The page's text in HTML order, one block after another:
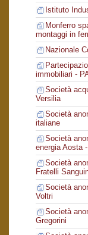
Istituto
Monferro
montaggi in
Nazionale
immobiliari -
Società
Versilia
Società
italiane
Società
energia Aosta
Società
Fratelli
Società
Voltri
Società
Gregorini